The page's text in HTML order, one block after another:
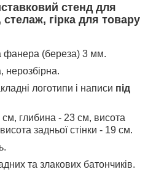
стенд для
стелаж, гірка для товару
фанера (береза) 3 мм.
нерозбірна.
логотипи і написи під
глибина - 23 см, висота
задньої стінки - 19 см.
та злакових батончиків.